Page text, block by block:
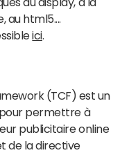
html5....
ici.
(TCF) est un
pour permettre à
publicitaire online
de la directive